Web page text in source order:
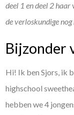
deel 1 en deel 2
de verloskundige
Bijzonder
Hi! Ik ben Sjors, ik
highschool
hebben we 4